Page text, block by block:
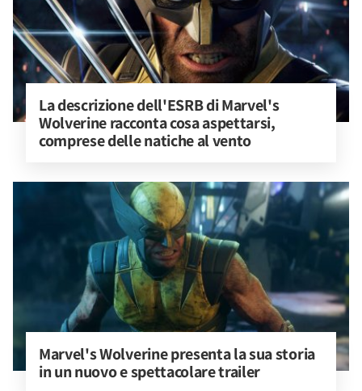
La descrizione dell'ESRB di Marvel's
Wolverine racconta cosa aspettarsi,
comprese delle natiche al vento
Marvel's Wolverine presenta la sua storia
in un nuovo e spettacolare trailer